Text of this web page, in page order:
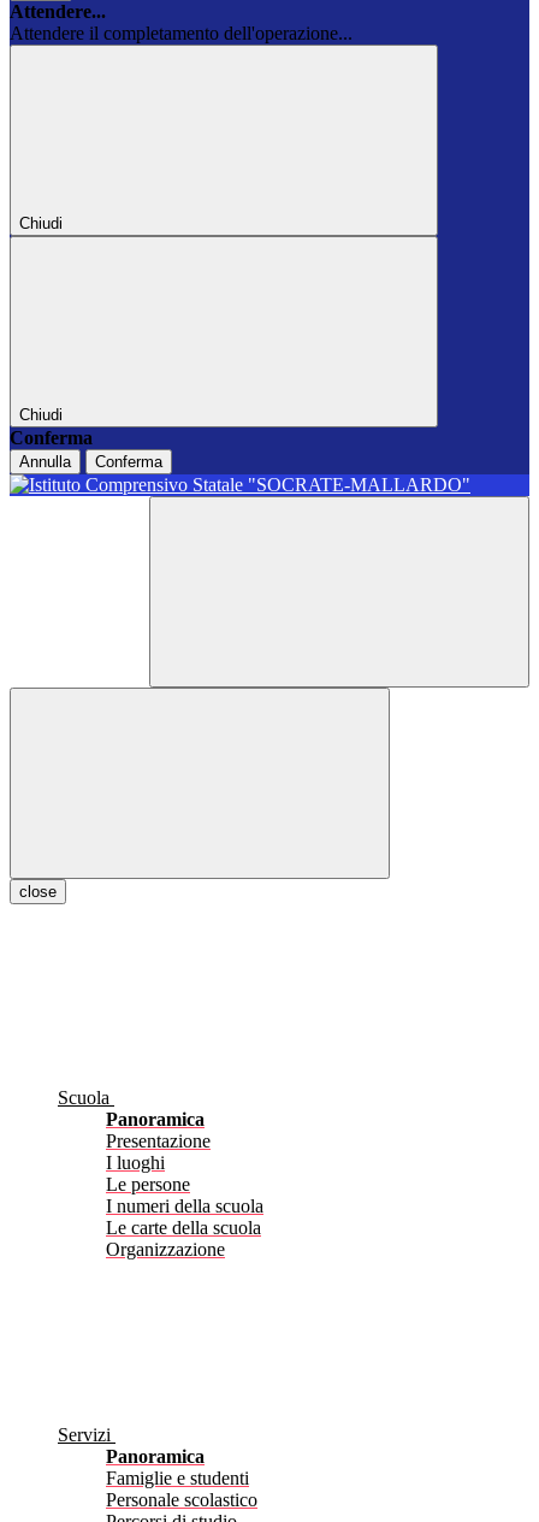
Attendere...
Attendere il completamento dell'operazione...
Chiudi
Chiudi
Conferma
Annulla Conferma
close
Scuola
Panoramica
Presentazione
I luoghi
Le persone
I numeri della scuola
Le carte della scuola
Organizzazione
Servizi
Panoramica
Famiglie e studenti
Personale scolastico